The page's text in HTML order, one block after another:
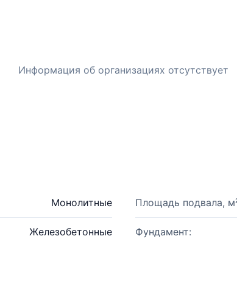
Информация об организациях отсутствует
Монолитные Площадь подвала,
Железобетонные Фундамент: